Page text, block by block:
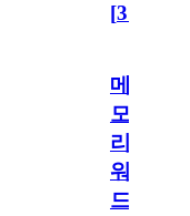
[31
메
모
리
워
드